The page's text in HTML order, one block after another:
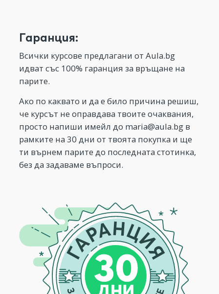
Гаранция:
Всички курсове предлагани от Aula.bg
идват със 100% гаранция за връщане на
парите.
Ако по каквато и да е било причина решиш,
че курсът не оправдава твоите очаквания,
просто напиши имейл до maria@aula.bg в
рамките на 30 дни от твоята покупка и ще
ти върнем парите до последната стотинка,
без да задаваме въпроси.